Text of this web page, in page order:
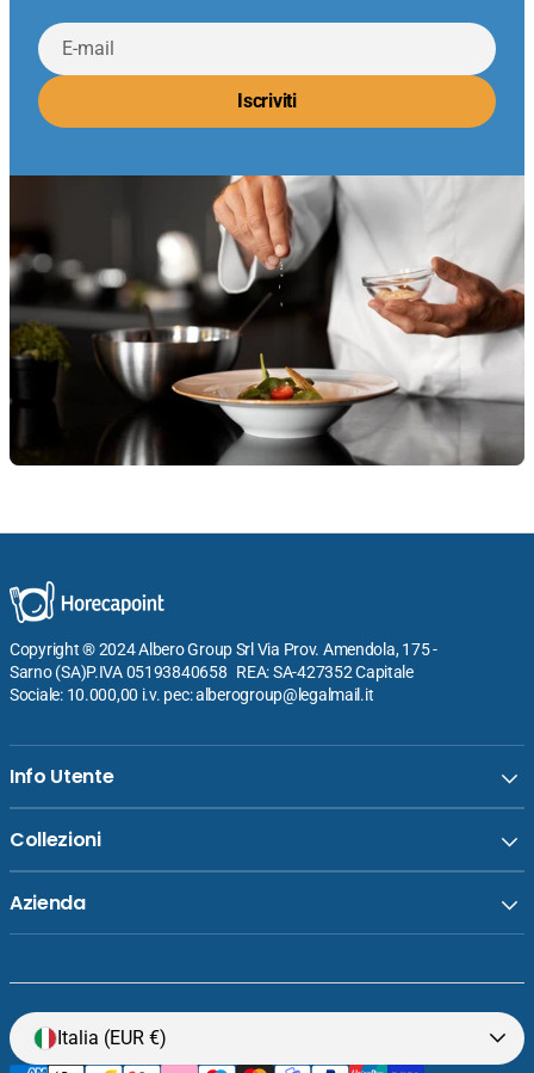
Venditore:
Silikomart Mister Hot Guanto Termico Blu
Prezzo
normale
€14,80
E-
mail
Iscriviti
Copyright ® 2024 Albero Group Srl Via Prov. Amendola, 175 -
Sarno (SA)P.IVA 05193840658 REA: SA-427352 Capitale
Sociale: 10.000,00 i.v. pec: alberogroup@legalmail.it
Info Utente
Collezioni
Azienda
Italia (EUR €)